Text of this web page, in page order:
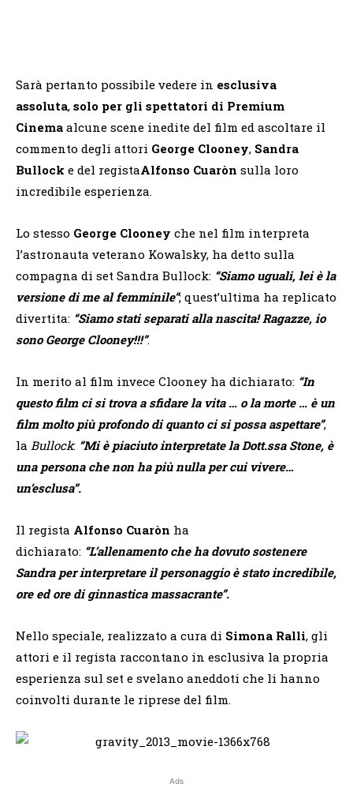
Sarà pertanto possibile vedere in esclusiva
assoluta, solo per gli spettatori di Premium
Cinema alcune scene inedite del film ed ascoltare il
commento degli attori George Clooney, Sandra
Bullock e del registaAlfonso Cuaròn sulla loro
incredibile esperienza.
Lo stesso George Clooney che nel film interpreta
l’astronauta veterano Kowalsky, ha detto sulla
compagna di set Sandra Bullock: “Siamo uguali, lei è la
versione di me al femminile”; quest’ultima ha replicato
divertita: “Siamo stati separati alla nascita! Ragazze, io
sono George Clooney!!!”.
In merito al film invece Clooney ha dichiarato: “In
questo film ci si trova a sfidare la vita … o la morte … è un
film molto più profondo di quanto ci si possa aspettare”,
la Bullock: “Mi è piaciuto interpretate la Dott.ssa Stone, è
una persona che non ha più nulla per cui vivere…
un’esclusa”.
Il regista Alfonso Cuaròn ha
dichiarato: “L’allenamento che ha dovuto sostenere
Sandra per interpretare il personaggio è stato incredibile,
ore ed ore di ginnastica massacrante”.
Nello speciale, realizzato a cura di Simona Ralli, gli
attori e il regista raccontano in esclusiva la propria
esperienza sul set e svelano aneddoti che li hanno
coinvolti durante le riprese del film.
Ads